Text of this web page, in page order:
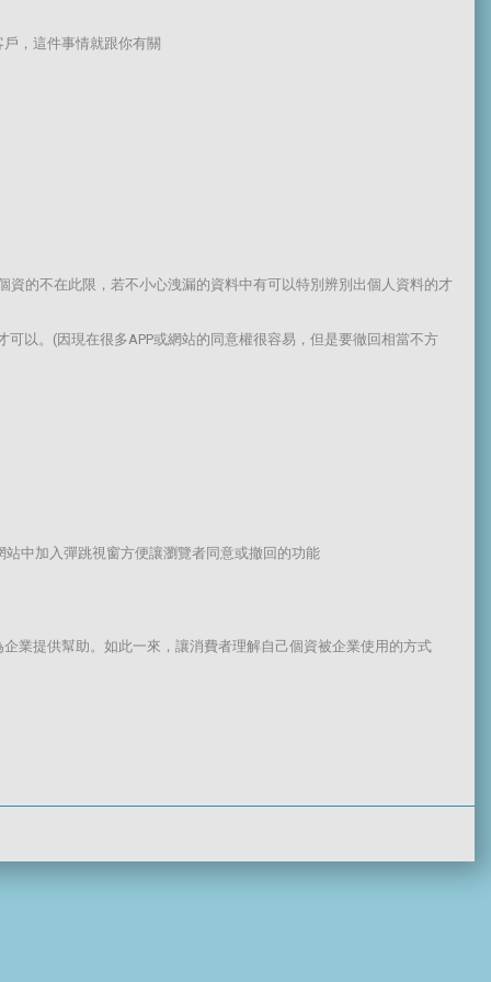
，這件事情就跟你有關
的不在此限，若不小心洩漏的資料中有可以特別辨別出個人資料的才
以。(因現在很多APP或網站的同意權很容易，但是要徹回相當不方
中加入彈跳視窗方便讓瀏覽者同意或撤回的功能
業提供幫助。如此一來，讓消費者理解自己個資被企業使用的方式